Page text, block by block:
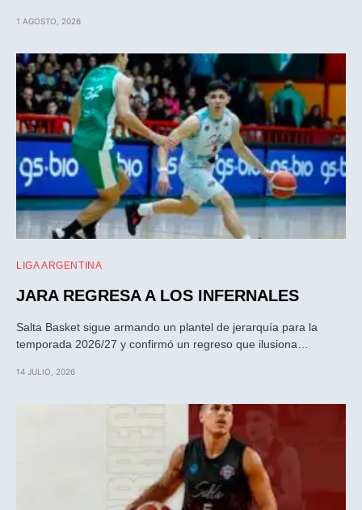
1 AGOSTO, 2026
LIGA ARGENTINA
JARA REGRESA A LOS INFERNALES
Salta Basket sigue armando un plantel de jerarquía para la
temporada 2026/27 y confirmó un regreso que ilusiona…
14 JULIO, 2026